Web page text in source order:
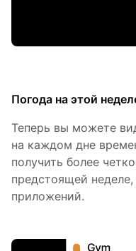
Погода на этой
Теперь вы можете
на каждом дне
получить более
предстоящей
приложений.